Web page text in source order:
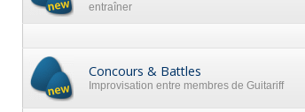
entraîner
Concours & Battles
Improvisation entre membres de Guitariff